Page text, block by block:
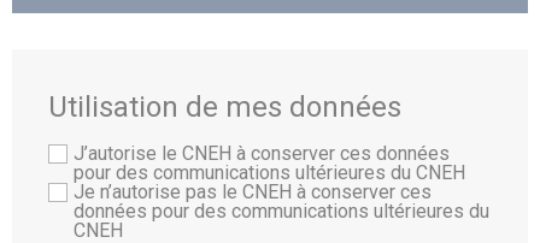
Utilisation de mes données
J’autorise le CNEH à conserver ces données
pour des communications ultérieures du CNEH
Je n’autorise pas le CNEH à conserver ces
données pour des communications ultérieures du
CNEH